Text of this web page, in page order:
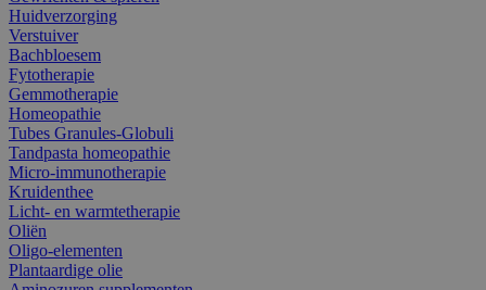
Huidverzorging
Verstuiver
Bachbloesem
Fytotherapie
Gemmotherapie
Homeopathie
Tubes Granules-Globuli
Tandpasta homeopathie
Micro-immunotherapie
Kruidenthee
Licht- en warmtetherapie
Oliën
Oligo-elementen
Plantaardige olie